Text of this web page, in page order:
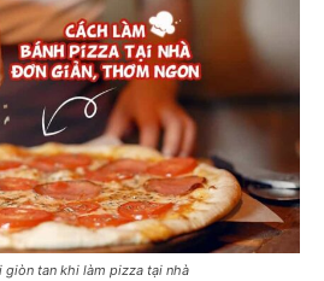
tan khi làm pizza tại nhà